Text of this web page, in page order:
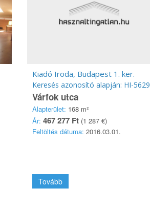
Kiadó Iroda, Budapest 1. ker.
Keresés azonosító alapján: HI-5629
Várfok utca
Alapterület: 168 m²
Ár: 467 277 Ft(1 287 €)
Feltöltés dátuma: 2016.03.01.
Tovább